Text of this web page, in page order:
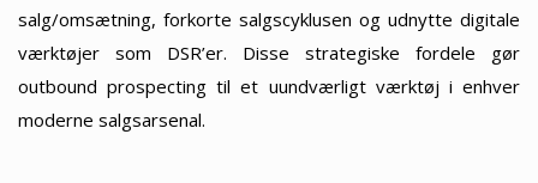
salg/omsætning, forkorte salgscyklusen og udnytte digitale
værktøjer som DSR’er. Disse strategiske fordele gør
outbound prospecting til et uundværligt værktøj i enhver
moderne salgsarsenal.